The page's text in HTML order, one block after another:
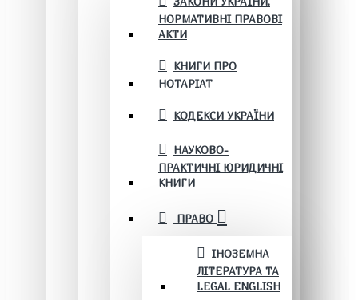
НОРМАТИВНІ ПРАВОВІ
АКТИ
КНИГИ ПРО
НОТАРІАТ
КОДЕКСИ УКРАЇНИ
НАУКОВО-
ПРАКТИЧНІ ЮРИДИЧНІ
КНИГИ
ПРАВО
ІНОЗЕМНА
ЛІТЕРАТУРА ТА
LEGAL ENGLISH